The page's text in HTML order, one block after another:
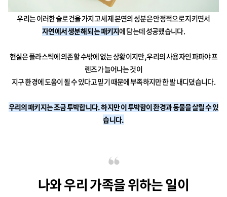
우리는 이러한 슬로건을 가지고 세제 본연의 성분은 안정적으로 지키면서
자연에서 생분해 되는 패키지에 담는데 성공했습니다.
현실은 플라스틱에 의존할 수밖에 없는 상황이지만, 우리의 사용자인 파파야 프
렌즈가 늘어나는 것이
지구 환경에 도움이 될 수 있다고 믿기 때문에 부족하지만 한 발 내디뎠습니다.
우리의 패키지는 조금 투박합니다. 하지만 이 투박함이 환경과 동물을 살릴 수 있
습니다.
나와 우리 가족을 위하는 일이